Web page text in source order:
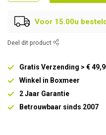
Voor 15.00u
Deel dit product
Gratis Verzending > €
Winkel in Boxmeer
2 Jaar Garantie
Betrouwbaar sinds 2007